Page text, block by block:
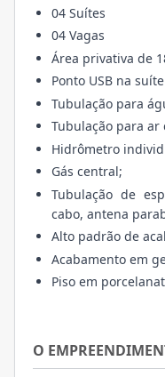
04 Suítes
04 Vagas
Área privativa de
Ponto USB na
Tubulação para
Tubulação para
Hidrômetro
Gás central;
Tubulação de
cabo, antena
Alto padrão de
Acabamento em
Piso em
O